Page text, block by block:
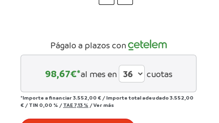
Págalo a plazos con
98,67€*al mes en cuotas
*Importe a financiar3.552,00 € / Importe total adeudado3.552,00
€ / TIN 0,00 % / TAE 7,13 % /Ver más